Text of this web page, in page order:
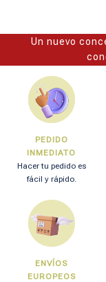
Un nuevo
PEDIDO
INMEDIATO
Hacer tu pedido es
fácil y rápido.
ENVÍOS
EUROPEOS